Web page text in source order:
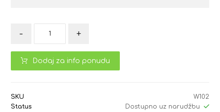
- +
Dodaj za info ponudu
SKU
W102
Status
Dostupno uz narudžbu